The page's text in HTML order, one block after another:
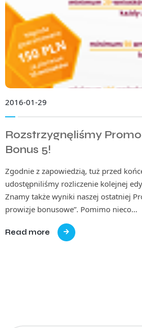
2016-01-29
Rozstrzygnęliśmy
Bonus 5!
Zgodnie z zapowiedzią, tuż przed
udostępniliśmy rozliczenie kolejnej
Znamy także wyniki naszej ostatniej
prowizje bonusowe”. Pomimo nieco…
Read more